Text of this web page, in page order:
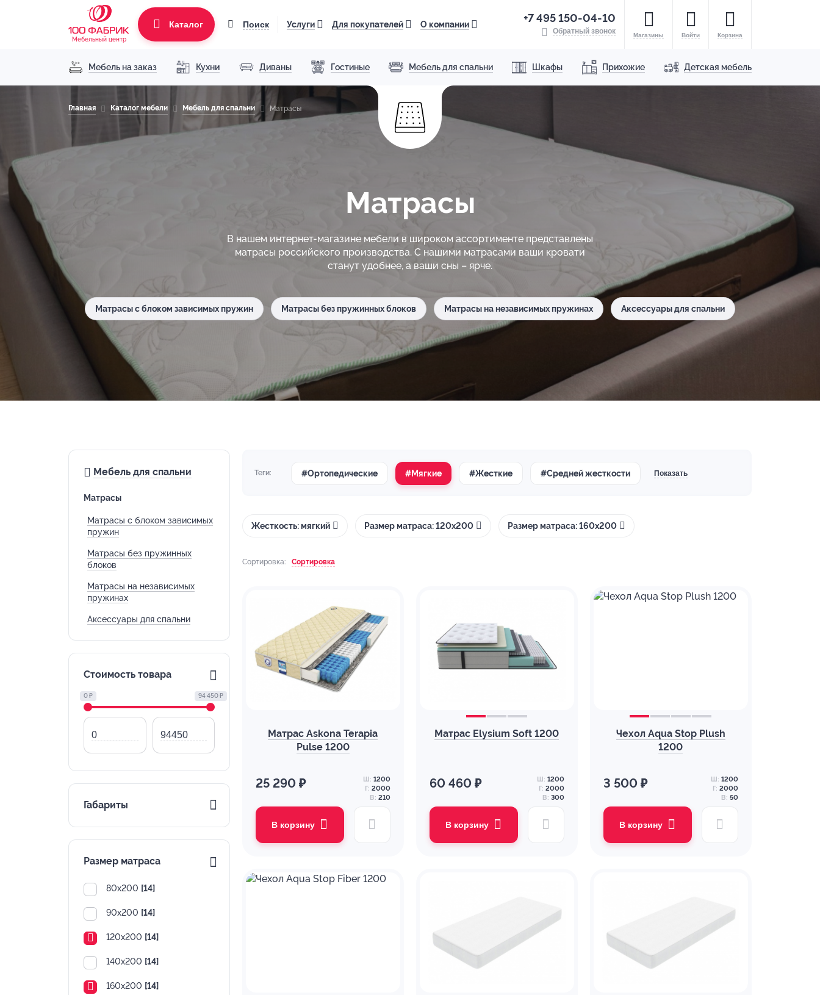
Мебельный центр
Каталог Поиск Услуги Для покупателей О компании +7 495 150-04-10
Обратный звонок Магазины Войти Корзина
Мебель на заказ Кухни Диваны Гостиные Мебель для спальни Шкафы Прихожие Детская мебель
Главная Каталог мебели Мебель для спальни Матрасы
Матрасы
В нашем интернет-магазине мебели в широком ассортименте представлены
матрасы российского производства. С нашими матрасами ваши кровати
станут удобнее, а ваши сны – ярче.
Матрасы с блоком зависимых пружин Матрасы без пружинных блоков Матрасы на независимых пружинах Аксессуары для спальни
Мебель для спальни
Матрасы
Матрасы с блоком зависимых
пружин
Матрасы без пружинных
блоков
Матрасы на независимых
пружинах
Аксессуары для спальни
Стоимость товара
0 ₽ 94 450 ₽
Габариты
Размер матраса
80х200 [14]
90х200 [14]
120х200 [14]
140х200 [14]
160х200 [14]
Теги: #Ортопедические #Мягкие #Жесткие #Средней жесткости Показать
Жесткость: мягкий Размер матраса: 120х200 Размер матраса: 160х200
Сортировка: Сортировка
Матрас Askona Terapia
Pulse 1200
25 290 ₽ Ш: 1200
Г: 2000
В: 210
В корзину
Матрас Elysium Soft 1200
60 460 ₽ Ш: 1200
Г: 2000
В: 300
В корзину
Чехол Aqua Stop Plush
1200
3 500 ₽ Ш: 1200
Г: 2000
В: 50
В корзину